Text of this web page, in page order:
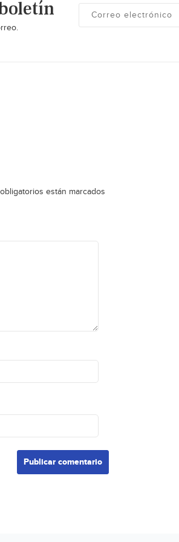
están marcados